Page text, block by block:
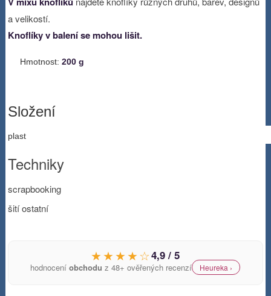
a velikostí.
Knoflíky v balení se mohou lišit.
Hmotnost: 200 g
Složení
plast
Techniky
scrapbooking
šití ostatní
★★★★☆4,9 / 5
hodnoceníobchodu z 48+ ověřených recenzí Heureka ›